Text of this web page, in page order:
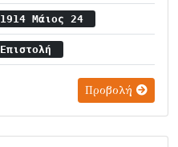
1914 Μάιος 24
Επιστολή
Προβολή